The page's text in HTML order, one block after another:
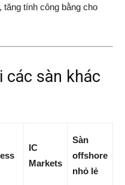
tính công bằng cho
các sàn khác
IC
Markets
Sàn
offshore
nhỏ lẻ